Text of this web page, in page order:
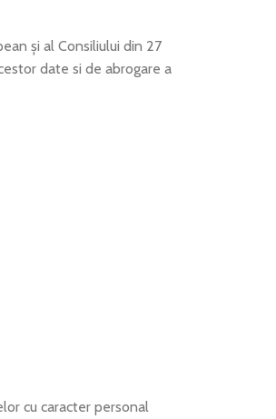
și al Consiliului din 27
date si de abrogare a
cu caracter personal